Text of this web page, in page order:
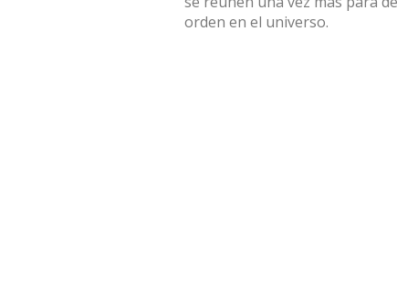
orden en el universo.